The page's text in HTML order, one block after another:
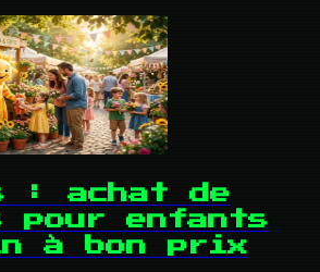
: achat de
pour enfants
à bon prix